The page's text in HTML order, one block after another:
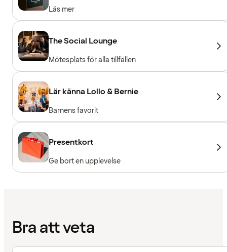
Läs mer
The Social Lounge
Mötesplats för alla tillfällen
Lär känna Lollo & Bernie
Barnens favorit
Presentkort
Ge bort en upplevelse
Bra att veta